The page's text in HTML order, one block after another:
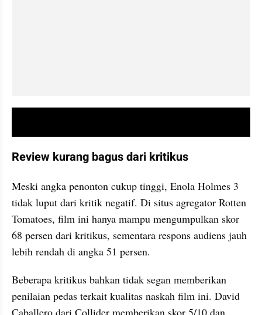
Review kurang bagus dari kritikus
Meski angka penonton cukup tinggi, Enola Holmes 3
tidak luput dari kritik negatif. Di situs agregator Rotten
Tomatoes, film ini hanya mampu mengumpulkan skor
68 persen dari kritikus, sementara respons audiens jauh
lebih rendah di angka 51 persen.
Beberapa kritikus bahkan tidak segan memberikan
penilaian pedas terkait kualitas naskah film ini. David
Caballero dari Collider memberikan skor 5/10 dan